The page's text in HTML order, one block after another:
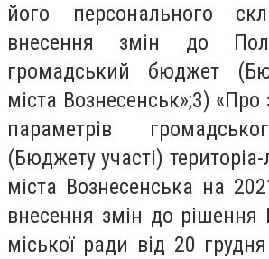
його персонального
внесення змін до
громадський бюджет
міста Вознесенськ»;3)
параметрів
(Бюджету участі)
міста Вознесенська на
внесення змін до рішення
міської ради від 20